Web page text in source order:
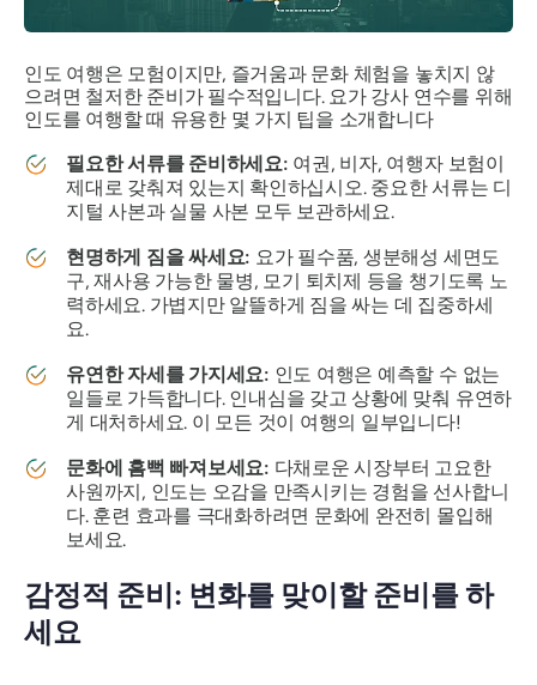
인도 여행은 모험이지만, 즐거움과 문화 체험을 놓치지 않
으려면 철저한 준비가 필수적입니다. 요가 강사 연수를 위해
인도를 여행할 때 유용한 몇 가지 팁을 소개합니다
필요한 서류를 준비하세요: 여권, 비자, 여행자 보험이
제대로 갖춰져 있는지 확인하십시오. 중요한 서류는 디
지털 사본과 실물 사본 모두 보관하세요.
현명하게 짐을 싸세요: 요가 필수품, 생분해성 세면도
구, 재사용 가능한 물병, 모기 퇴치제 등을 챙기도록 노
력하세요. 가볍지만 알뜰하게 짐을 싸는 데 집중하세
요.
유연한 자세를 가지세요: 인도 여행은 예측할 수 없는
일들로 가득합니다. 인내심을 갖고 상황에 맞춰 유연하
게 대처하세요. 이 모든 것이 여행의 일부입니다!
문화에 흠뻑 빠져보세요: 다채로운 시장부터 고요한
사원까지, 인도는 오감을 만족시키는 경험을 선사합니
다. 훈련 효과를 극대화하려면 문화에 완전히 몰입해
보세요.
감정적 준비: 변화를 맞이할 준비를 하
세요